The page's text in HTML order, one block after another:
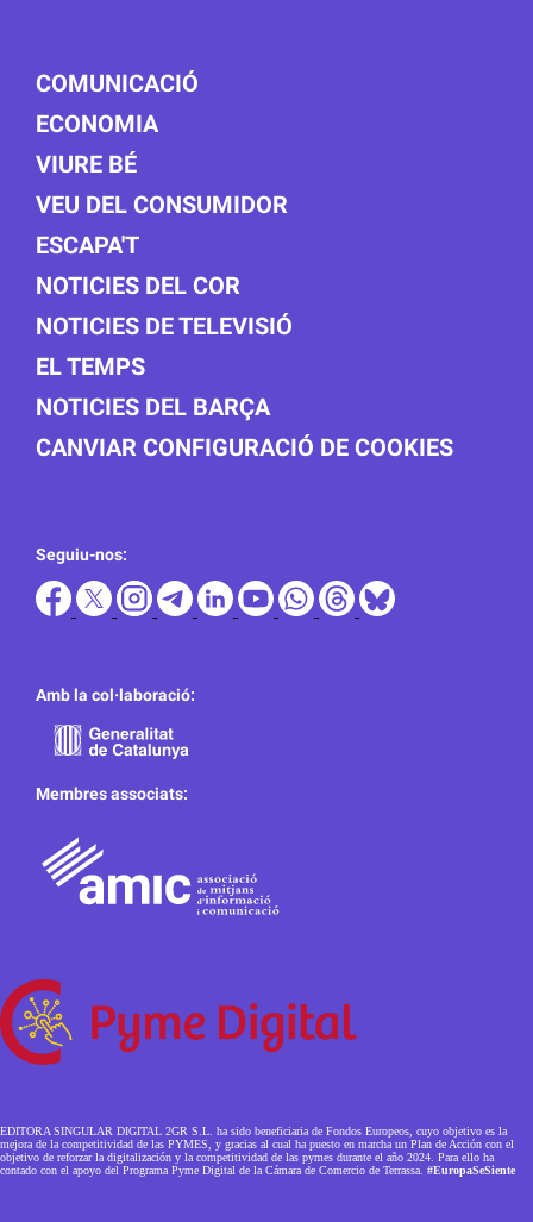
COMUNICACIÓ
ECONOMIA
VIURE BÉ
VEU DEL CONSUMIDOR
ESCAPA'T
NOTICIES DEL COR
NOTICIES DE TELEVISIÓ
EL TEMPS
NOTICIES DEL BARÇA
CANVIAR CONFIGURACIÓ DE COOKIES
Seguiu-nos:
Amb la col·laboració:
Membres associats:
EDITORA SINGULAR DIGITAL 2GR S.L. ha sido beneficiaria de Fondos Europeos, cuyo objetivo es la
mejora de la competitividad de las PYMES, y gracias al cual ha puesto en marcha un Plan de Acción con el
objetivo de reforzar la digitalización y la competitividad de las pymes durante el año 2024. Para ello ha
contado con el apoyo del Programa Pyme Digital de la Cámara de Comercio de Terrassa. #EuropaSeSiente